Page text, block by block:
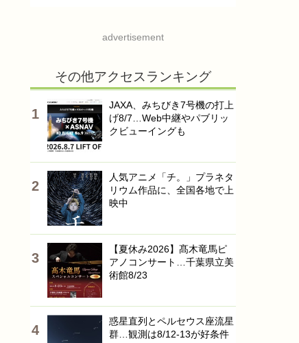
advertisement
その他アクセスランキング
JAXA、みちびき7号機の打上
げ8/7…Web中継やパブリッ
クビューイングも
人気アニメ「チ。」プラネタ
リウム作品に、全国各地で上
映中
【夏休み2026】髙木竜馬ピ
アノコンサート…千葉県立美
術館8/23
惑星直列とペルセウス座流星
群…観測は8/12-13が好条件